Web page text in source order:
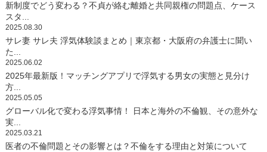
新制度でどう変わる？不貞が絡む離婚と共同親権の問題点、ケース
スタ...
2025.08.30
サレ妻 サレ夫 浮気体験談まとめ｜東京都・大阪府の弁護士に聞い
た...
2025.06.02
2025年最新版！マッチングアプリで浮気する男女の実態と見分け
方...
2025.05.05
グローバル化で変わる浮気事情！ 日本と海外の不倫観、その意外な
実...
2025.03.21
医者の不倫問題とその影響とは？不倫をする理由と対策について